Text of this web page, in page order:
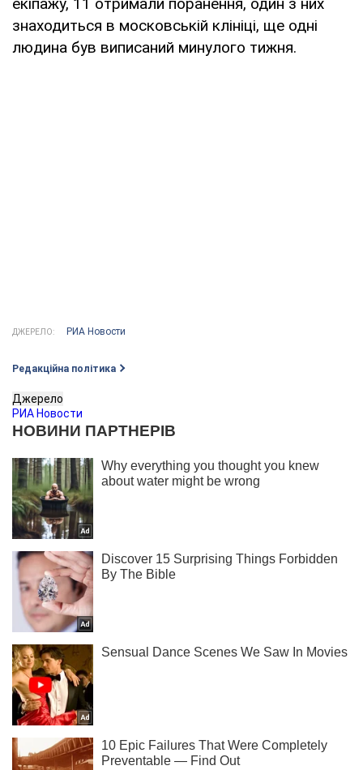
знаходиться в московській клініці, ще одні
людина був виписаний минулого тижня.
ДЖЕРЕЛО: РИА Новости
Редакційна політика
Джерело
РИА Новости